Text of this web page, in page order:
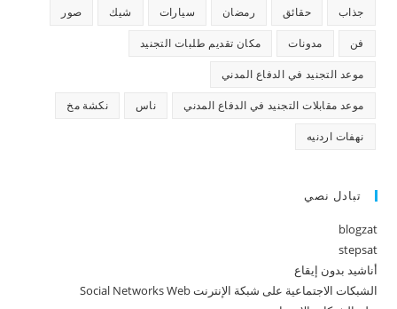
جذاب حقائق رمضان سيارات شيك صور
فن مدونات مكان تقديم طلبات التجنيد
موعد التجنيد في الدفاع المدني
موعد مقابلات التجنيد في الدفاع المدني ناس نكشة مخ
نهفات اردنيه
تبادل نصي
blogzat
stepsat
أناشيد بدون إيقاع
الشبكات الاجتماعية على شبكة الإنترنت Social Networks Web